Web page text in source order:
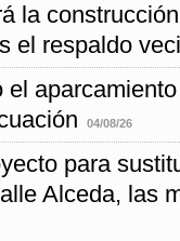
la
el respaldo
04/08/26
para
Alceda, las